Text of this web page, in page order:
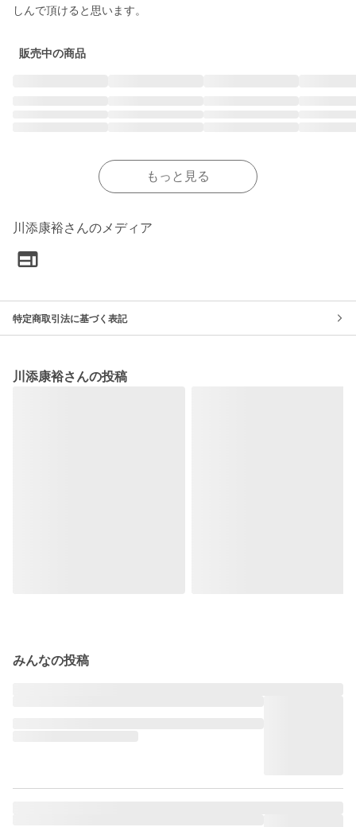
しんで頂けると思います。
販売中の商品
もっと見る
川添康裕さんのメディア
特定商取引法に基づく表記
川添康裕さんの投稿
みんなの投稿